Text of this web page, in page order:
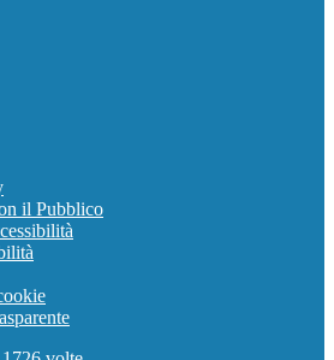
il Pubblico